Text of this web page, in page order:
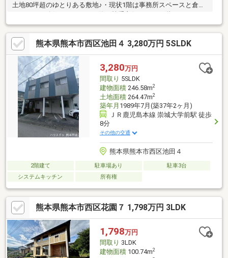
土地80坪超のゆとりある敷地♪・現状1階は事務所スペースと倉庫
ー向けの4LDKで居住性も良好です♪・事務所利用可能なため、オ
フィス・クリニック・教室・倉庫兼事務所など多目的に活用でき
ます♪・駐車5台以上可能です♪来客用スペースも確保できま
す！・JR鹿児島本線「崇城大学前」駅 徒歩約7分♪通勤・通学の利
便性に優れた立地です！■ご内覧・ご来店 ご希望のお客様へ■ご
来店・見学予約受付中！ご希望のお日にちをお気軽にご連絡下さ
いませ♪
熊本県熊本市西区池田４ 3,280万円 5SLDK
3,280万円
間取り 5SLDK
建物面積246.58m2
土地面積264.47m2
築年月 1989年7月(築37年2ヶ月)
ＪＲ鹿児島本線 崇城大学前駅 徒歩
8分
その他の交通
熊本県熊本市西区池田４
2階建て 駐車場あり
駐車3台
システムキッチン
所有権
熊本県熊本市西区花園７ 1,798万円 3LDK
1,798万円
間取り 3LDK
建物面積100.74m2